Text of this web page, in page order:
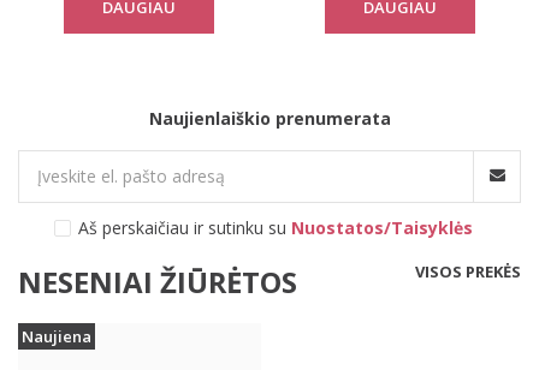
DAUGIAU DAUGIAU
Naujienlaiškio prenumerata
Aš perskaičiau ir sutinku su Nuostatos/Taisyklės
NESENIAI ŽIŪRĖTOS VISOS PREKĖS
Naujiena